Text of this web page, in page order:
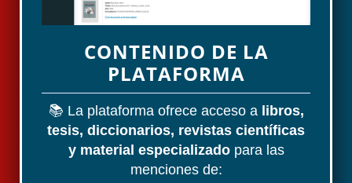
CONTENIDO DE LA
PLATAFORMA
📚 La plataforma ofrece acceso a libros,
tesis, diccionarios, revistas científicas
y material especializadopara las
menciones de: